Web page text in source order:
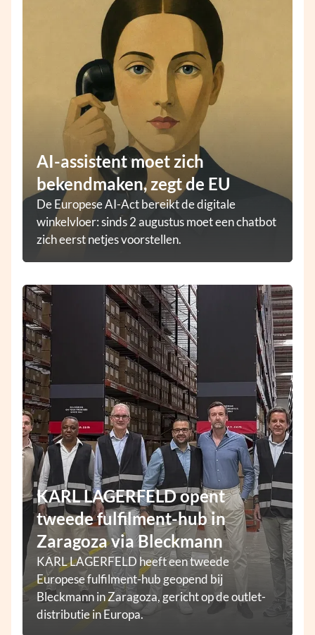
AI-assistent moet zich
bekendmaken, zegt de EU
De Europese AI-Act bereikt de digitale
winkelvloer: sinds 2 augustus moet een chatbot
zich eerst netjes voorstellen.
KARL LAGERFELD opent
tweede fulfilment-hub in
Zaragoza via Bleckmann
KARL LAGERFELD heeft een tweede
Europese fulfilment-hub geopend bij
Bleckmann in Zaragoza, gericht op de outlet-
distributie in Europa.